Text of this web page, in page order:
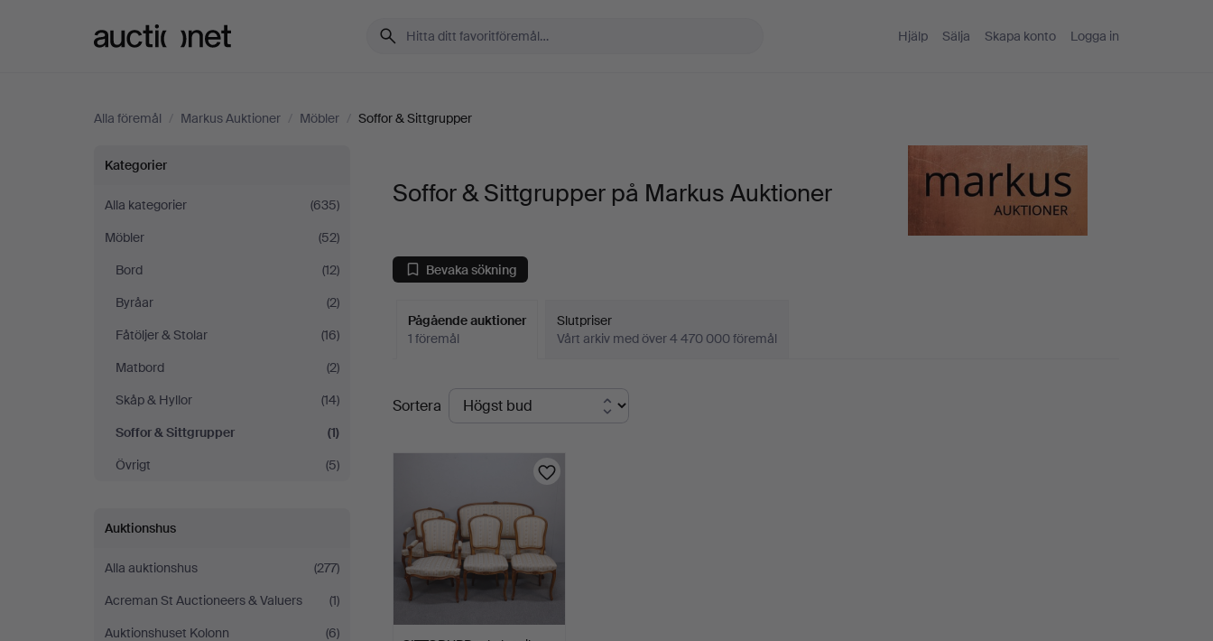
Hjälp Sälja Skapa konto Logga in
Alla föremål / Markus Auktioner / Möbler / Soffor & Sittgrupper
Soffor
&
Sittgrupper
på
Markus
Auktioner
Kategorier
Alla kategorier
(635)
Möbler
(52)
Bord
(12)
Byråar
(2)
Fåtöljer & Stolar
(16)
Matbord
(2)
Skåp & Hyllor
(14)
Soffor & Sittgrupper
(1)
Övrigt
(5)
Auktionshus
Alla auktionshus
(277)
Acreman St Auctioneers & Valuers
(1)
Auktionshuset Kolonn
(6)
Soffor & Sittgrupper på Markus Auktioner
Bevaka sökning
Pågående auktioner
1 föremål
Slutpriser
Vårt arkiv med över 4 470 000 föremål
Pågående
auktioner
Sortera